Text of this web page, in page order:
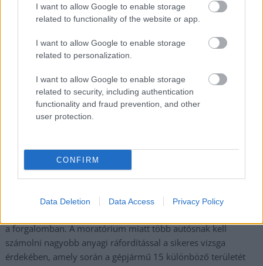
I want to allow Google to enable storage
related to functionality of the website or app.
I want to allow Google to enable storage
related to personalization.
I want to allow Google to enable storage
related to security, including authentication
functionality and fraud prevention, and other
user protection.
CONFIRM
Data Deletion Data Access Privacy Policy
Júliustól újra kötelező a műszaki vizsgáztatás –
Hogyan kerülhetjük el a kellemetlen
2022.06.07. Gáll Tódor
Július 1-től érvényét
veszti az a
kormányrendelet,
2022. június 30-ig kötelezően el kell végeztetnie a műszaki
a forgalomban. A moratórium miatt több autósnak kell
számolni nagyobb anyagi ráfordítással a sikeres vizsga
érdekében, amely során a gépjármű 15 különböző területét